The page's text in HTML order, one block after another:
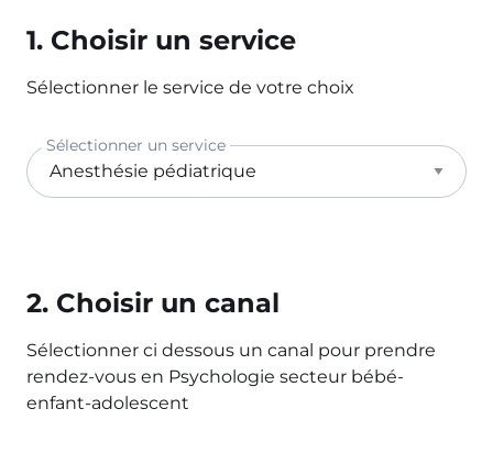
1. Choisir un service
Sélectionner le service de votre choix
Sélectionner un service
2. Choisir un canal
Sélectionner ci dessous un canal pour prendre
rendez-vous en Psychologie secteur bébé-
enfant-adolescent